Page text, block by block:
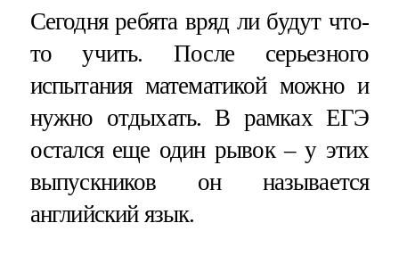
Сегодня ребята вряд ли будут что-
то учить. После серьезного
испытания математикой можно и
нужно отдыхать. В рамках ЕГЭ
остался еще один рывок – у этих
выпускников он называется
английский язык.